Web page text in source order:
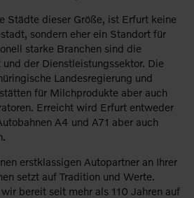
Städte dieser Größe, ist Erfurt keine
sondern eher ein Standort für
starke Branchen sind die
der Dienstleistungssektor. Die
Landesregierung und
für Milchprodukte aber auch
Erreicht wird Erfurt entweder
A4 und A71 aber auch
erstklassigen Autopartner an Ihrer
setzt auf Tradition und Werte.
bereit seit mehr als 110 Jahren auf